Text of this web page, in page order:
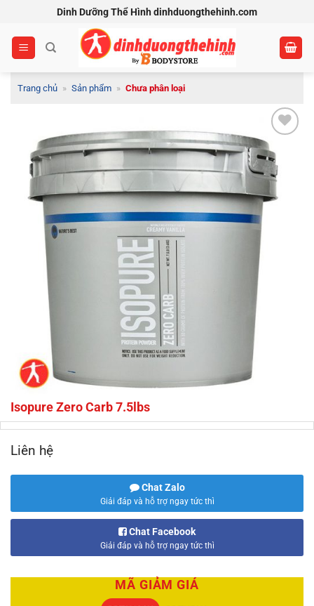
nội
dung
Dinh Dưỡng Thể Hình dinhduongthehinh.com
Trang chủ » Sản phẩm » Chưa phân loại
Add to
Wishlist
Isopure Zero Carb 7.5lbs
Liên hệ
Chat Zalo
Giải đáp và hỗ trợ ngay tức thì
Chat Facebook
Giải đáp và hỗ trợ ngay tức thì
MÃ GIẢM GIÁ